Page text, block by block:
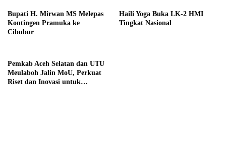
Bupati H. Mirwan MS Melepas
Kontingen Pramuka ke
Cibubur
Haili Yoga Buka LK-2 HMI
Tingkat Nasional
Pemkab Aceh Selatan dan UTU
Meulaboh Jalin MoU, Perkuat
Riset dan Inovasi untuk